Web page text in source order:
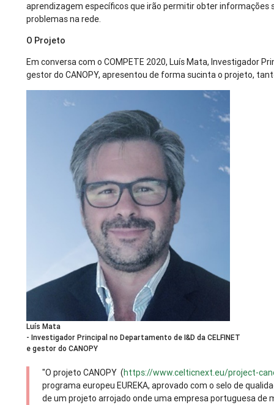
aprendizagem específicos que irão permitir obter informações
problemas na rede.
O Projeto
Em conversa com o COMPETE 2020, Luís Mata, Investigador
gestor do CANOPY, apresentou de forma sucinta o projeto,
Luís Mata
- Investigador Principal no Departamento de I&D da CELFINET
e gestor do CANOPY
"O projeto CANOPY (https://www.celticnext.eu/project-
programa europeu EUREKA, aprovado com o selo de
de um projeto arrojado onde uma empresa portuguesa de